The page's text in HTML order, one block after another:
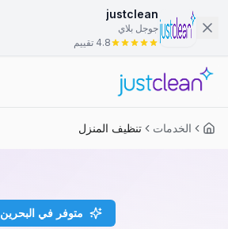
justclean
جوجل بلاي
4.8 تقييم
الخدمات تنظيف المنزل
متوفر في البحرين